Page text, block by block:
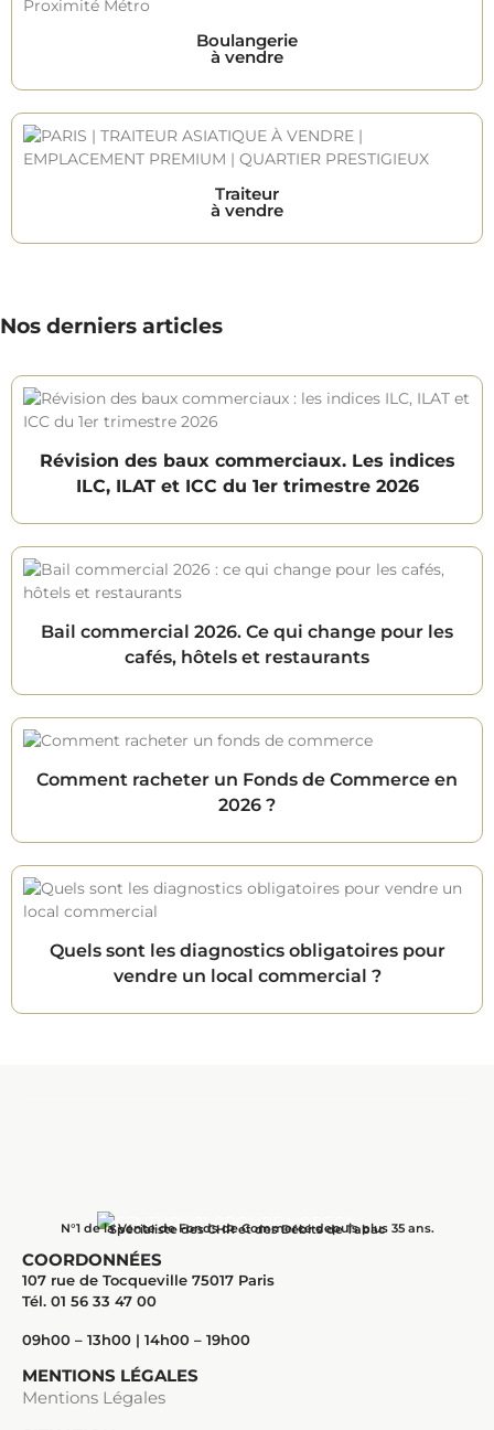
Boulangerie
à vendre
Traiteur
à vendre
Nos derniers articles
Révision des baux commerciaux. Les indices
ILC, ILAT et ICC du 1er trimestre 2026
Bail commercial 2026. Ce qui change pour les
cafés, hôtels et restaurants
Comment racheter un Fonds de Commerce en
2026 ?
Quels sont les diagnostics obligatoires pour
vendre un local commercial ?
N°1 de la Vente de Fonds de Commerce depuis plus 35 ans.
Spécialiste des CHR et des Débits de Tabac
COORDONNÉES
107 rue de Tocqueville 75017 Paris
Tél. 01 56 33 47 00
09h00 – 13h00 | 14h00 – 19h00
MENTIONS LÉGALES
Mentions Légales